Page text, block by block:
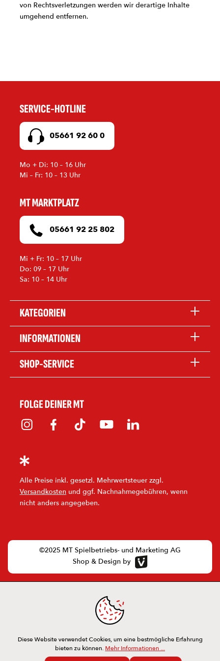
von Rechtsverletzungen werden wir derartige Inhalte
umgehend entfernen.
SERVICE-HOTLINE
05661 92 60 0
Mo + Di: 10 – 16 Uhr
Mi – Fr: 10 – 13 Uhr
MT MARKTPLATZ
05661 92 25 802
Mi + Fr: 10 – 17 Uhr
Do: 09 – 17 Uhr
Sa: 10 – 14 Uhr
KATEGORIEN
INFORMATIONEN
SHOP-SERVICE
FOLGE DEINER MT
Alle Preise inkl. gesetzl. Mehrwertsteuer zzgl.
Versandkosten und ggf. Nachnahmegebühren, wenn
nicht anders angegeben.
©2025 MT Spielbetriebs- und Marketing AG
Shop & Design by
Diese Website verwendet Cookies, um eine bestmögliche Erfahrung
bieten zu können. Mehr Informationen ...